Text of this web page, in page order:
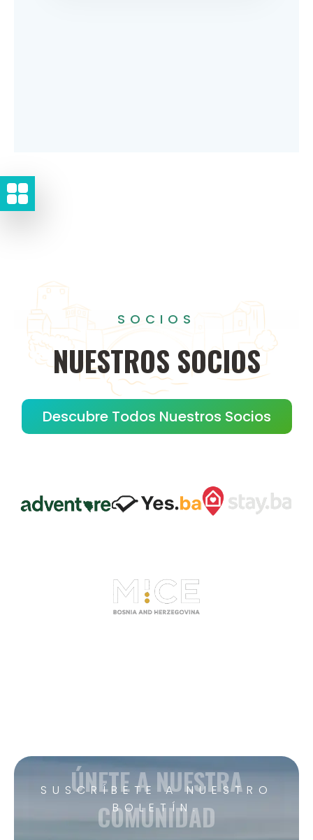
SOCIOS
NUESTROS SOCIOS
Descubre Todos Nuestros Socios
SUSCRÍBETE A NUESTRO
BOLETÍN.
ÚNETE A NUESTRA
COMUNIDAD